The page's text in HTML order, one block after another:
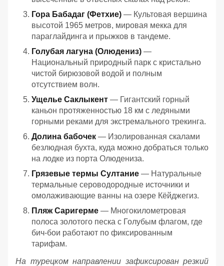
Гора Бабадаг (Фетхие) — Культовая вершина
высотой 1965 метров, мировая мекка для
параглайдинга и прыжков в тандеме.
Голубая лагуна (Олюдениз) —
Национальный природный парк с кристально
чистой бирюзовой водой и полным
отсутствием волн.
Ущелье Саклыкент — Гигантский горный
каньон протяженностью 18 км с ледяными
горными реками для экстремального трекинга.
Долина бабочек — Изолированная скалами
безлюдная бухта, куда можно добраться только
на лодке из порта Олюдениза.
Грязевые термы Султание — Натуральные
термальные сероводородные источники и
омолаживающие ванны на озере Кёйджегиз.
Пляж Саригерме — Многокилометровая
полоса золотого песка с Голубым флагом, где
бич-бои работают по фиксированным
тарифам.
На турецком направлении зафиксирован резкий